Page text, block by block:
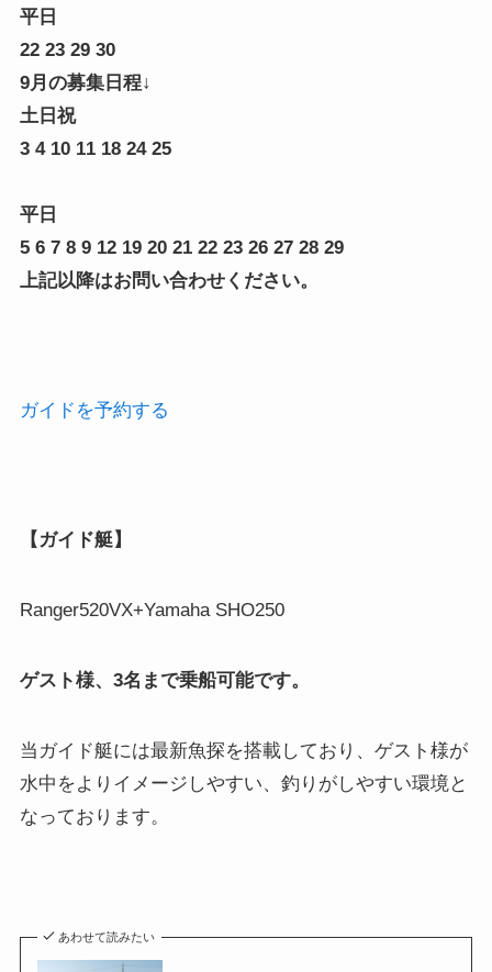
平日
22 23 29 30
9月の募集日程↓
土日祝
3 4 10 11 18 24 25
平日
5 6 7 8 9 12 19 20 21 22 23 26 27 28 29
上記以降はお問い合わせください。
ガイドを予約する
【ガイド艇】
Ranger520VX+Yamaha SHO250
ゲスト様、3名まで乗船可能です。
当ガイド艇には最新魚探を搭載しており、ゲスト様が
水中をよりイメージしやすい、釣りがしやすい環境と
なっております。
あわせて読みたい